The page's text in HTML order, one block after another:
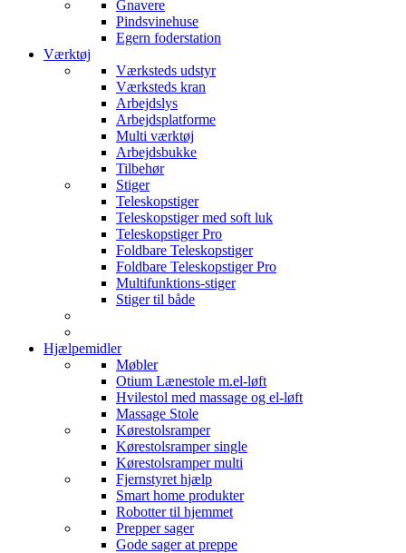
Gnavere
Pindsvinehuse
Egern foderstation
Værktøj
Værksteds udstyr
Værksteds kran
Arbejdslys
Arbejdsplatforme
Multi værktøj
Arbejdsbukke
Tilbehør
Stiger
Teleskopstiger
Teleskopstiger med soft luk
Teleskopstiger Pro
Foldbare Teleskopstiger
Foldbare Teleskopstiger Pro
Multifunktions-stiger
Stiger til både
Hjælpemidler
Møbler
Otium Lænestole m.el-løft
Hvilestol med massage og el-løft
Massage Stole
Kørestolsramper
Kørestolsramper single
Kørestolsramper multi
Fjernstyret hjælp
Smart home produkter
Robotter til hjemmet
Prepper sager
Gode sager at preppe